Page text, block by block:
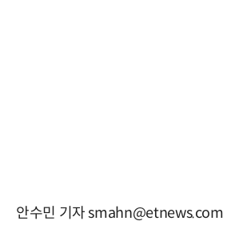
안수민 기자 smahn@etnews.com